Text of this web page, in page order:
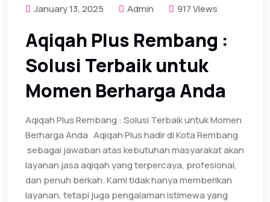
January 13, 2025 Admin 917 Views
Aqiqah Plus Rembang :
Solusi Terbaik untuk
Momen Berharga Anda
Aqiqah Plus Rembang : Solusi Terbaik untuk Momen
Berharga Anda Aqiqah Plus hadir di Kota Rembang
sebagai jawaban atas kebutuhan masyarakat akan
layanan jasa aqiqah yang terpercaya, profesional,
dan penuh berkah. Kami tidak hanya memberikan
layanan, tetapi juga pengalaman istimewa yang